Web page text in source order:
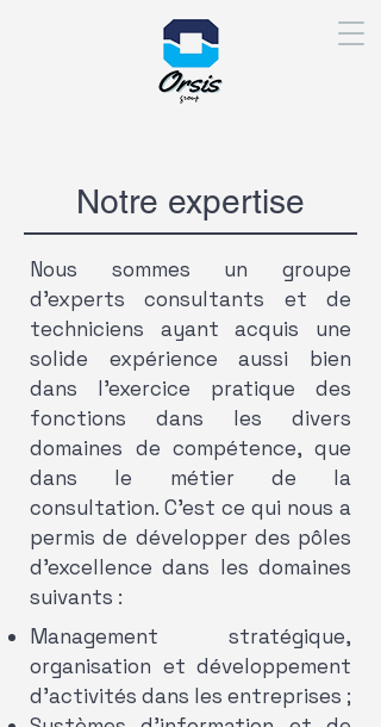
Notre expertise
Nous sommes un groupe
d’experts consultants et de
techniciens ayant acquis une
solide expérience aussi bien
dans l’exercice pratique des
fonctions dans les divers
domaines de compétence, que
dans le métier de la
consultation. C’est ce qui nous a
permis de développer des pôles
d’excellence dans les domaines
suivants :
Management stratégique,
organisation et développement
d’activités dans les entreprises ;